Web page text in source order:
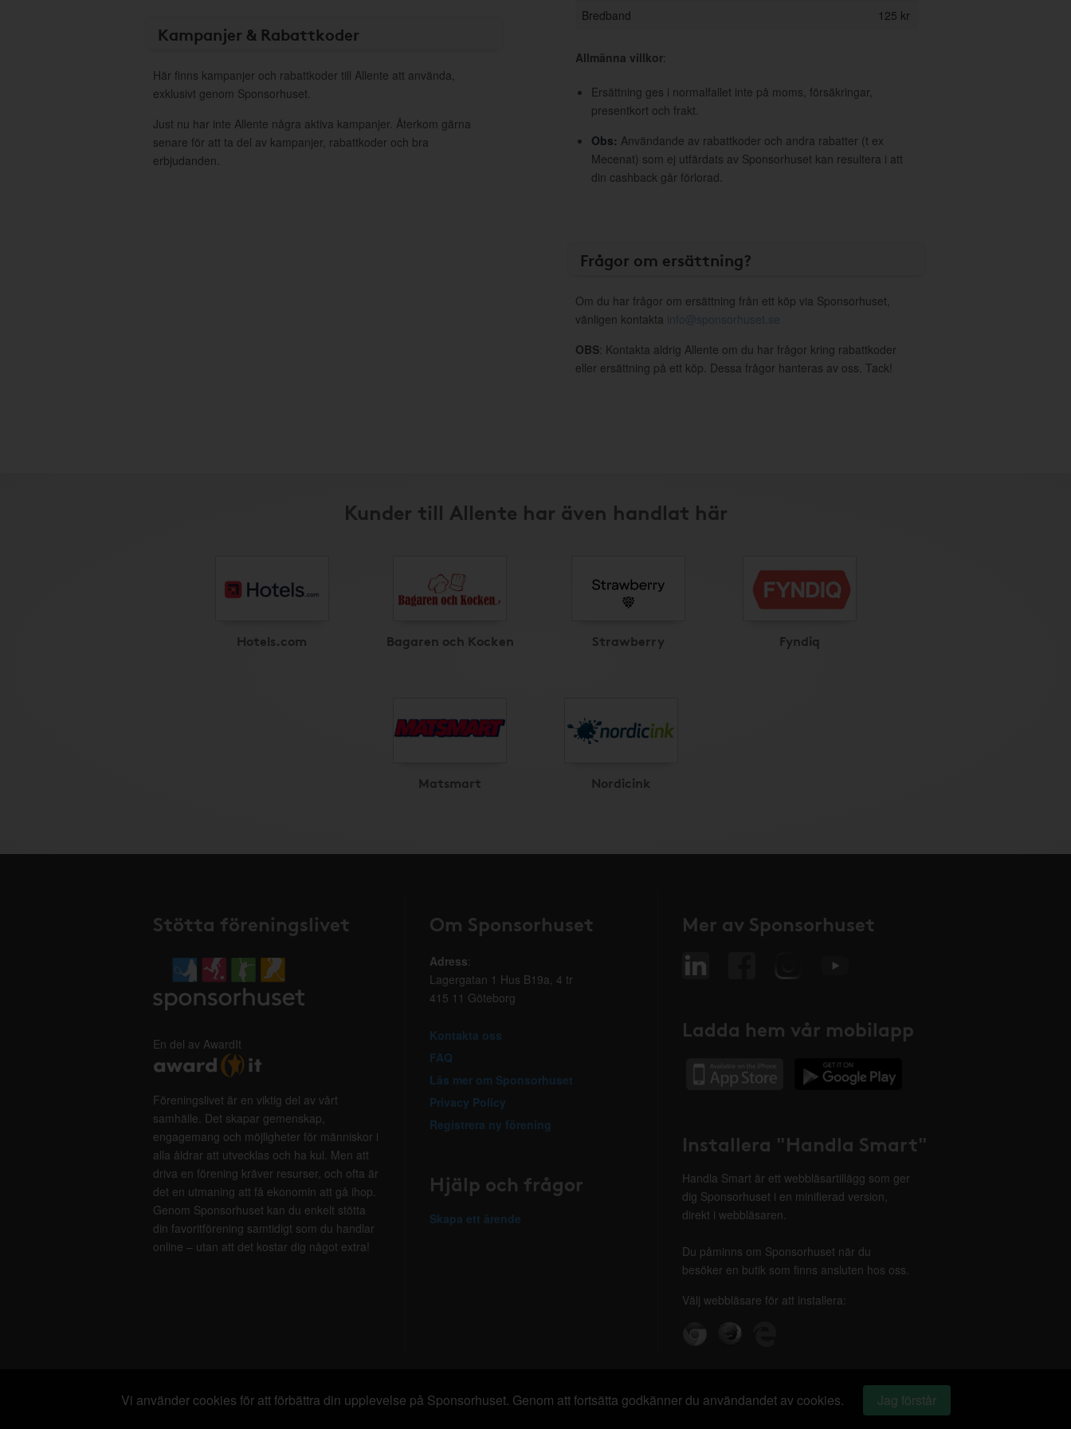
Kampanjer & Rabattkoder
Här finns kampanjer och rabattkoder till Allente att använda,
exklusivt genom Sponsorhuset.
Just nu har inte Allente några aktiva kampanjer. Återkom gärna
senare för att ta del av kampanjer, rabattkoder och bra
erbjudanden.
Bredband
125 kr
Allmänna villkor:
Ersättning ges i normalfallet inte på moms, försäkringar,
presentkort och frakt.
Obs: Användande av rabattkoder och andra rabatter (t ex
Mecenat) som ej utfärdats av Sponsorhuset kan resultera i att
din cashback går förlorad.
Frågor om ersättning?
Om du har frågor om ersättning från ett köp via Sponsorhuset,
vänligen kontakta info@sponsorhuset.se
OBS: Kontakta aldrig Allente om du har frågor kring rabattkoder
eller ersättning på ett köp. Dessa frågor hanteras av oss. Tack!
Kunder till Allente har även handlat här
Hotels.com Bagaren och Kocken Strawberry Fyndiq
Matsmart Nordicink
Stötta föreningslivet
En del av AwardIt
Föreningslivet är en viktig del av vårt
samhälle. Det skapar gemenskap,
engagemang och möjligheter för människor i
alla åldrar att utvecklas och ha kul. Men att
driva en förening kräver resurser, och ofta är
det en utmaning att få ekonomin att gå ihop.
Genom Sponsorhuset kan du enkelt stötta
din favoritförening samtidigt som du handlar
online – utan att det kostar dig något extra!
Om Sponsorhuset
Adress:
Lagergatan 1 Hus B19a, 4 tr
415 11 Göteborg
Kontakta oss
FAQ
Läs mer om Sponsorhuset
Privacy Policy
Registrera ny förening
Hjälp och frågor
Skapa ett ärende
Mer av Sponsorhuset
Ladda hem vår mobilapp
Installera "Handla Smart"
Handla Smart är ett webbläsartillägg som ger
dig Sponsorhuset i en minifierad version,
direkt i webbläsaren.
Du påminns om Sponsorhuset när du
besöker en butik som finns ansluten hos oss.
Välj webbläsare för att installera:
Vi använder cookies för att förbättra din upplevelse på Sponsorhuset. Genom att fortsätta godkänner du användandet av cookies. Jag förstår